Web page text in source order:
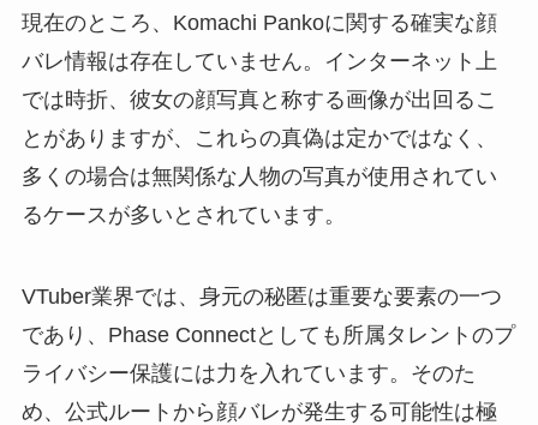
現在のところ、Komachi Pankoに関する確実な顔
バレ情報は存在していません。インターネット上
では時折、彼女の顔写真と称する画像が出回るこ
とがありますが、これらの真偽は定かではなく、
多くの場合は無関係な人物の写真が使用されてい
るケースが多いとされています。
VTuber業界では、身元の秘匿は重要な要素の一つ
であり、Phase Connectとしても所属タレントのプ
ライバシー保護には力を入れています。そのた
め、公式ルートから顔バレが発生する可能性は極